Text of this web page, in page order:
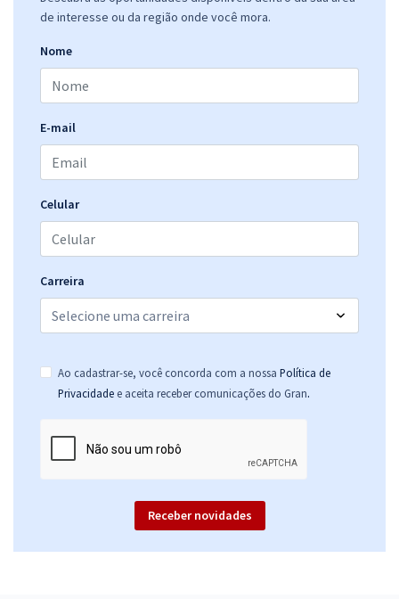
de interesse ou da região onde você mora.
Nome
E-mail
Celular
Carreira
Ao cadastrar-se, você concorda com a nossa Política de
Privacidade e aceita receber comunicações do Gran.
Receber novidades